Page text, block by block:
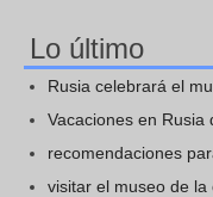
Lo último
Rusia celebrará el
Vacaciones en Rusia
recomendaciones
visitar el museo de la